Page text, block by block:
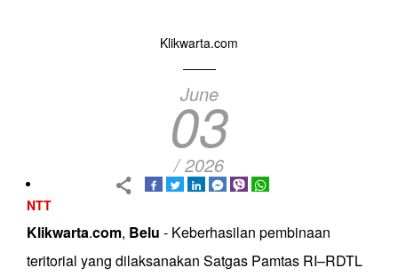
Klikwarta.com
June
03
/ 2026
NTT
Klikwarta.com, Belu - Keberhasilan pembinaan
teritorial yang dilaksanakan Satgas Pamtas RI–RDTL